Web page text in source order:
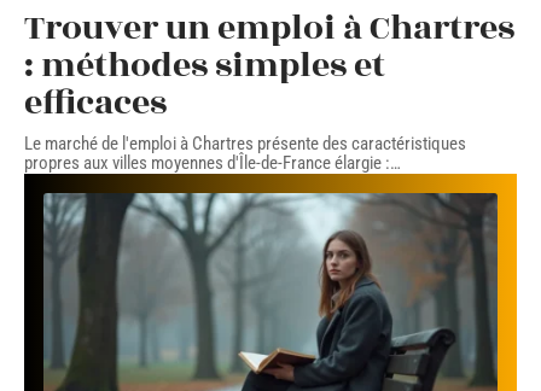
Trouver un emploi à Chartres
: méthodes simples et
efficaces
Le marché de l'emploi à Chartres présente des caractéristiques
propres aux villes moyennes d'Île-de-France élargie :…